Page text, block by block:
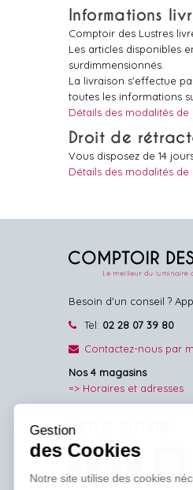
Informations
Comptoir des Lustres
Les articles disponibles
surdimmensionnés.
La livraison s'effectue
toutes les informations
Détails des modalités de
Droit de
Vous disposez de 14
Détails des modalités
Besoin d'un conseil ?
Tel: 02 28 07 39 80
Contactez-nous par
Nos 4 magasins
=> Horaires et adresses
NOUS SUIVRE
Facebook
Gestion
des Cookies
Notre site utilise des cookies